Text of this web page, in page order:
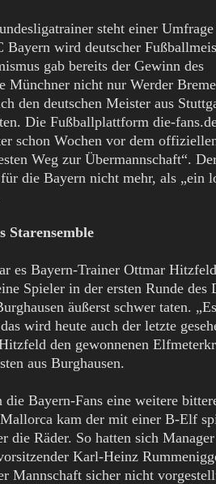
steht einer
Bayern wird deutscher
gab bereits der Gewinn des
Münchner nicht nur Werder
den deutschen Meister aus
Die Fußballplattform die-
schon Wochen vor dem
Weg zur Übermannschaft“.
die Bayern nicht mehr, als „ein
Starensemble
es Bayern-Trainer Ottmar
Spieler in der ersten Runde des
äußerst schwer taten.
wird heute auch der letzte
den gewonnenen
aus Burghausen.
die Bayern-Fans eine weitere
kam der mit einer B-Elf
die Räder. So hatten sich
Karl-Heinz
Mannschaft sicher nicht